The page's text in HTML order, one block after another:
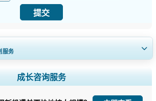
提交
服务
围， 细分市场分析， 公司简介， 竞争基准分析，
以及最终用户洞察。
成长咨询服务